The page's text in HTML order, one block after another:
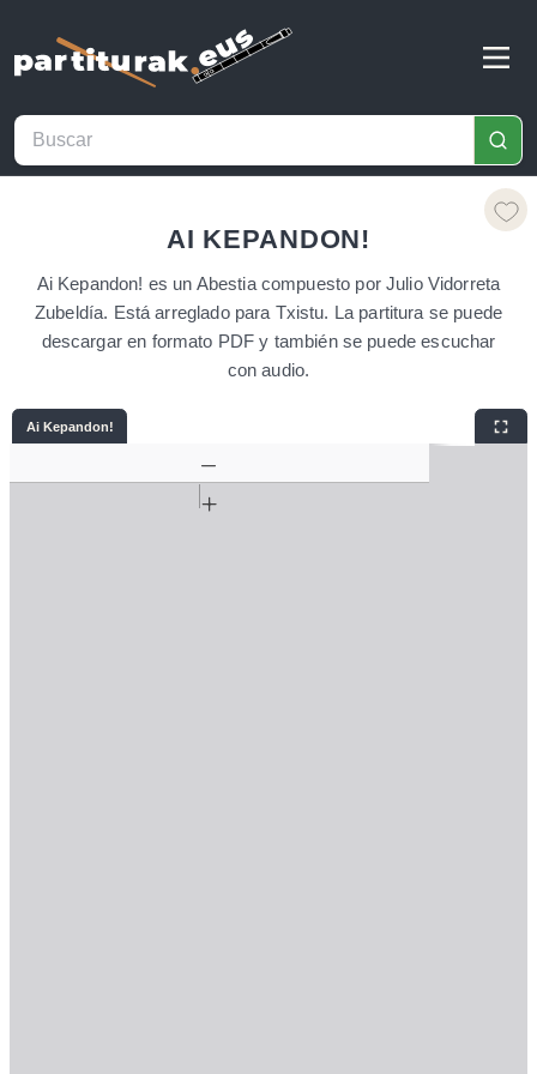
AI KEPANDON!
Ai Kepandon! es un Abestia compuesto por Julio Vidorreta
Zubeldía. Está arreglado para Txistu. La partitura se puede
descargar en formato PDF y también se puede escuchar
con audio.
Ai Kepandon!